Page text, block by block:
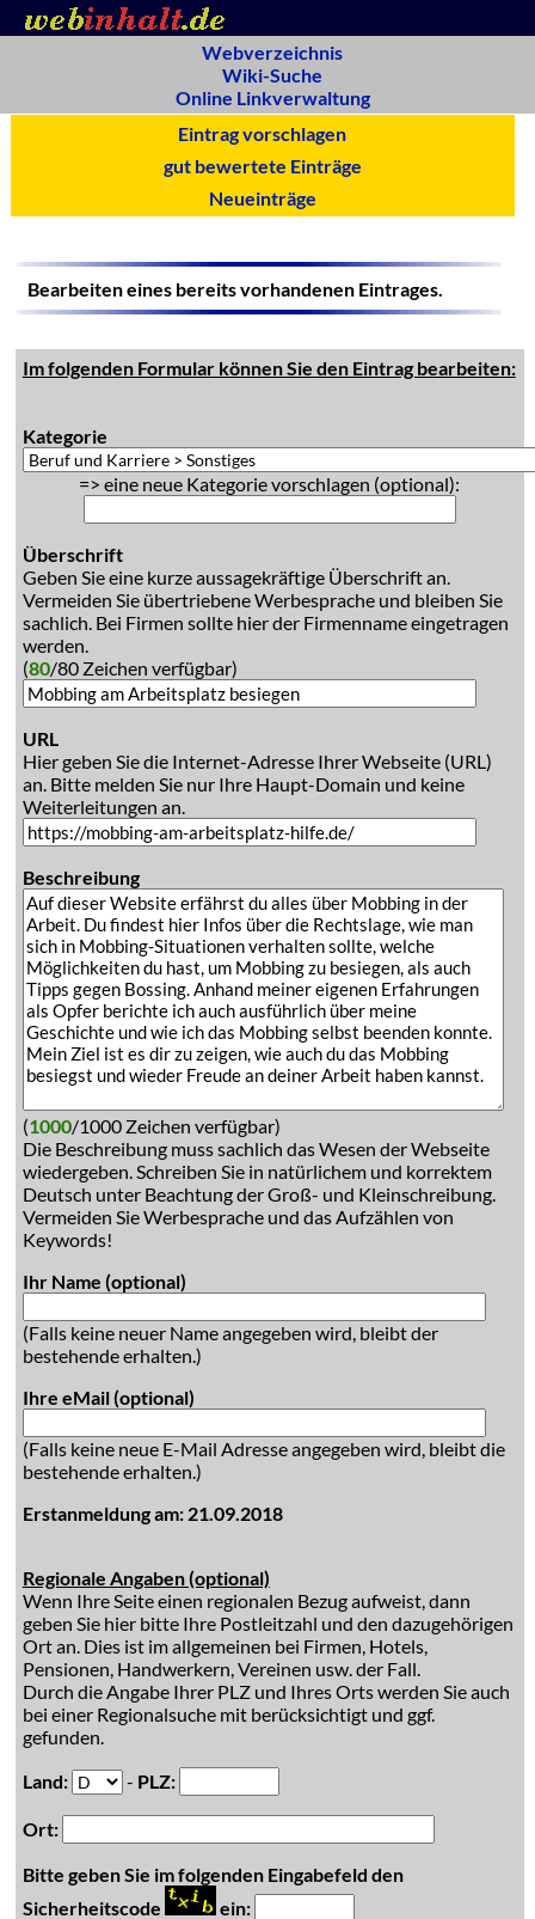
Webverzeichnis
Wiki-Suche
Online Linkverwaltung
Eintrag vorschlagen
gut bewertete Einträge
Neueinträge
Bearbeiten eines bereits vorhandenen Eintrages.
Im folgenden Formular können Sie den Eintrag bearbeiten:
Kategorie
=> eine neue Kategorie vorschlagen (optional):
Überschrift
Geben Sie eine kurze aussagekräftige Überschrift an.
Vermeiden Sie übertriebene Werbesprache und bleiben Sie
sachlich. Bei Firmen sollte hier der Firmenname eingetragen
werden.
(80/80 Zeichen verfügbar)
URL
Hier geben Sie die Internet-Adresse Ihrer Webseite (URL)
an. Bitte melden Sie nur Ihre Haupt-Domain und keine
Weiterleitungen an.
Beschreibung
(1000/1000 Zeichen verfügbar)
Die Beschreibung muss sachlich das Wesen der Webseite
wiedergeben. Schreiben Sie in natürlichem und korrektem
Deutsch unter Beachtung der Groß- und Kleinschreibung.
Vermeiden Sie Werbesprache und das Aufzählen von
Keywords!
Ihr Name (optional)
(Falls keine neuer Name angegeben wird, bleibt der
bestehende erhalten.)
Ihre eMail (optional)
(Falls keine neue E-Mail Adresse angegeben wird, bleibt die
bestehende erhalten.)
Erstanmeldung am: 21.09.2018
Regionale Angaben (optional)
Wenn Ihre Seite einen regionalen Bezug aufweist, dann
geben Sie hier bitte Ihre Postleitzahl und den dazugehörigen
Ort an. Dies ist im allgemeinen bei Firmen, Hotels,
Pensionen, Handwerkern, Vereinen usw. der Fall.
Durch die Angabe Ihrer PLZ und Ihres Orts werden Sie auch
bei einer Regionalsuche mit berücksichtigt und ggf.
gefunden.
Land:
- PLZ:
Ort:
Bitte geben Sie im folgenden Eingabefeld den
Sicherheitscode
ein: